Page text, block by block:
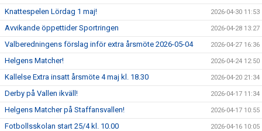
Knattespelen Lördag 1 maj! 2026-04-30 11:53
Avvikande öppettider Sportringen 2026-04-28 13:27
Valberedningens förslag inför extra årsmöte 2026-05-04 2026-04-27 16:36
Helgens Matcher! 2026-04-24 12:50
Kallelse Extra insatt årsmöte 4 maj kl. 18.30 2026-04-20 21:34
Derby på Vallen ikväll! 2026-04-17 11:34
Helgens Matcher på Staffansvallen! 2026-04-17 10:55
Fotbollsskolan start 25/4 kl. 10.00 2026-04-16 10:05